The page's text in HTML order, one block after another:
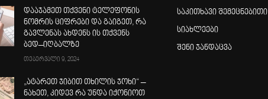
დააჯამეთ თქვენი ტელეფონის
ნომრის ციფრები და გაიგეთ, რა
გავლენას ახდენს ის თქვენს
ბედ–იღბალზე
თებერვალი 9, 2024
„ატარეთ ჯიბით თხილის ჯოხი“ –
ნახეთ, კიდევ რა უნდა იქონიოთ
საკითხავი შემეცნებითი
სიახლეები
შენი ჯანდაცვა